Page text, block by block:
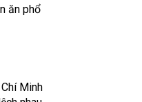
ăn phổ
Minh